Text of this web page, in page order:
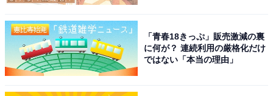
「青春18きっぷ」販売激減の裏
に何が？ 連続利用の厳格化だけ
ではない「本当の理由」